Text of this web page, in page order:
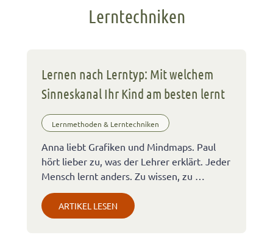
Lerntechniken
Lernen nach Lerntyp: Mit welchem
Sinneskanal Ihr Kind am besten lernt
Lernmethoden & Lerntechniken
Anna liebt Grafiken und Mindmaps. Paul
hört lieber zu, was der Lehrer erklärt. Jeder
Mensch lernt anders. Zu wissen, zu …
ARTIKEL LESEN